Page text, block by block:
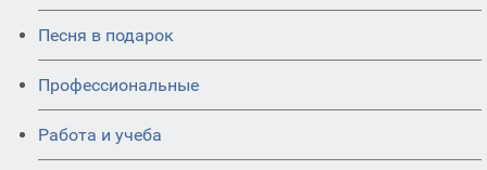
Песня в подарок
Профессиональные
Работа и учеба